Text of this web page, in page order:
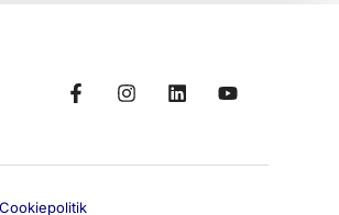
Cookiepolitik